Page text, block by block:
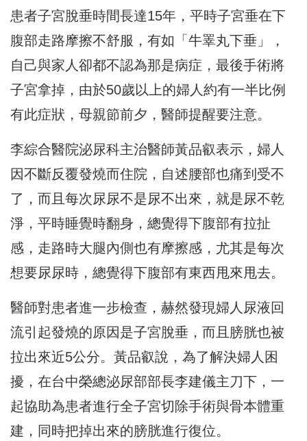
患者子宮脫垂時間長達15年，平時子宮垂在下
腹部走路摩擦不舒服，有如「牛睪丸下垂」，
自己與家人卻都不認為那是病症，最後手術將
子宮拿掉，由於50歲以上的婦人約有一半比例
有此症狀，母親節前夕，醫師提醒要注意。
李綜合醫院泌尿科主治醫師黃品叡表示，婦人
因不斷反覆發燒而住院，自述腰部也痛到受不
了，而且每次尿尿不是尿不出來，就是尿不乾
淨，平時睡覺時翻身，總覺得下腹部有拉扯
感，走路時大腿內側也有摩擦感，尤其是每次
想要尿尿時，總覺得下腹部有東西甩來甩去。
醫師對患者進一步檢查，赫然發現婦人尿液回
流引起發燒的原因是子宮脫垂，而且膀胱也被
拉出來近5公分。黃品叡說，為了解決婦人困
擾，在台中榮總泌尿部部長李建儀主刀下，一
起協助為患者進行全子宮切除手術與骨本體重
建，同時把掉出來的膀胱進行復位。